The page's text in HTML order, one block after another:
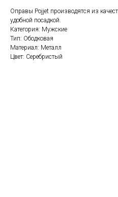
Оправы Pojjet производятся из
удобной посадкой.
Категория: Мужские
Тип: Ободковая
Материал: Металл
Цвет: Серебристый